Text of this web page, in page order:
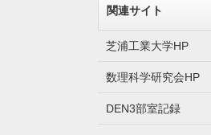
関連サイト
芝浦工業大学HP
数理科学研究会HP
DEN3部室記録